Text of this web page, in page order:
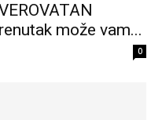
može vam...
0